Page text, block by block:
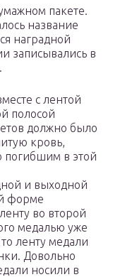
пакете.
название
наградной
записывались в
с лентой
полосой
должно было
кровь,
в этой
и выходной
форме
во второй
медалью уже
то ленту медали
Довольно
носили в